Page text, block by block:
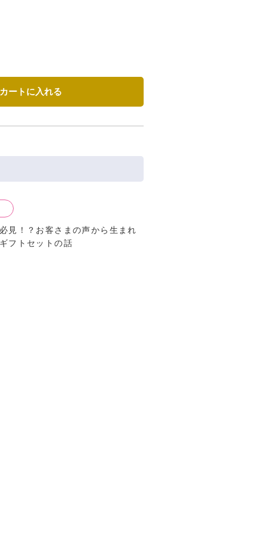
カートに入れる
見！？お客さまの声から生まれ
フトセットの話